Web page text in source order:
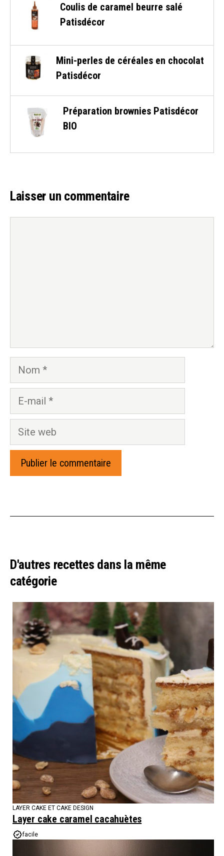
Coulis de caramel beurre salé
Patisdécor
Mini-perles de céréales en chocolat
Patisdécor
Préparation brownies Patisdécor
BIO
Laisser un commentaire
Nom
Site
D'autres recettes dans la même
catégorie
LAYER CAKE ET CAKE DESIGN
Layer cake caramel cacahuètes
facile